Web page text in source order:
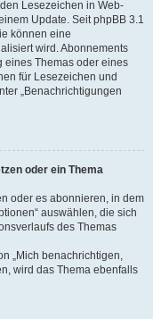
Lesezeichen in Web-
Update. Seit phpBB 3.1
können eine
wird. Abonnements
eines Themas oder eines
für Lesezeichen und
„Benachrichtigungen
oder ein Thema
oder es abonnieren, in dem
auswählen, die sich
des Themas
„Mich benachrichtigen,
wird das Thema ebenfalls